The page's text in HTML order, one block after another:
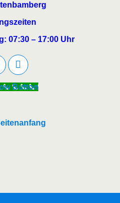
07:30 – 17:00 Uhr
Button